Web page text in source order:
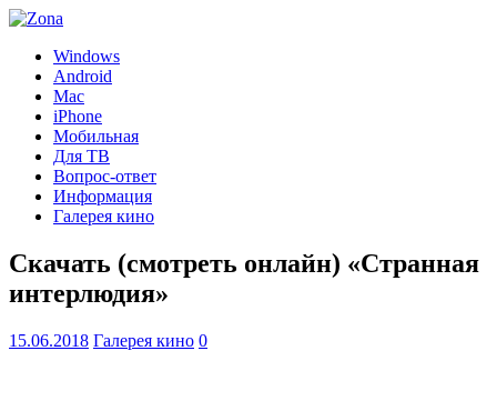
Windows
Android
Mac
iPhone
Мобильная
Для ТВ
Вопрос-ответ
Информация
Галерея кино
Скачать (смотреть онлайн) «Странная
интерлюдия»
15.06.2018 Галерея кино 0